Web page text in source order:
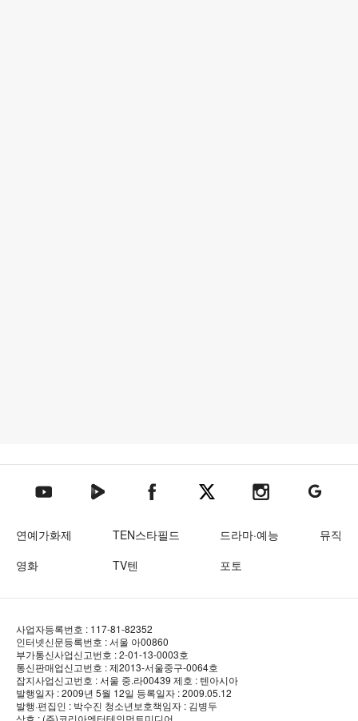
텐아시아 유튜브텐아시아 네이버TV텐아시아 페이스북텐아시아 엑스텐아시아 인스타그램
텐아시아
연예가화제 TEN스타필드 드라마·예능
뮤직
영화
TV텐 포토
사업자등록번호 : 117-81-82352
인터넷신문등록번호 : 서울 아00860
부가통신사업신고번호 : 2-01-13-0003호
통신판매업신고번호 : 제2013-서울중구-0064호
잡지사업신고번호 : 서울 중.라00439 제호 : 텐아시아
발행일자 : 2009년 5월 12일 등록일자 : 2009.05.12
발행·편집인 : 박수진 청소년보호책임자 : 김병두
상호 : (주)코리아엔터테인먼트미디어